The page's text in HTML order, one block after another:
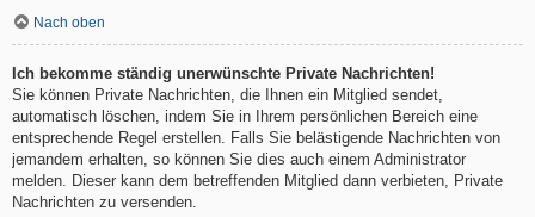
Nach oben
Ich bekomme ständig unerwünschte Private Nachrichten!
Sie können Private Nachrichten, die Ihnen ein Mitglied sendet,
automatisch löschen, indem Sie in Ihrem persönlichen Bereich eine
entsprechende Regel erstellen. Falls Sie belästigende Nachrichten von
jemandem erhalten, so können Sie dies auch einem Administrator
melden. Dieser kann dem betreffenden Mitglied dann verbieten, Private
Nachrichten zu versenden.